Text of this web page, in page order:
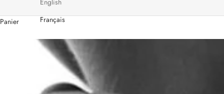
English
Français
Panier